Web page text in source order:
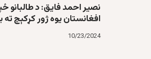
نصیر احمد فایق: د طالبانو
افغانستان یوه ژور کړکېچ ته
10/23/2024